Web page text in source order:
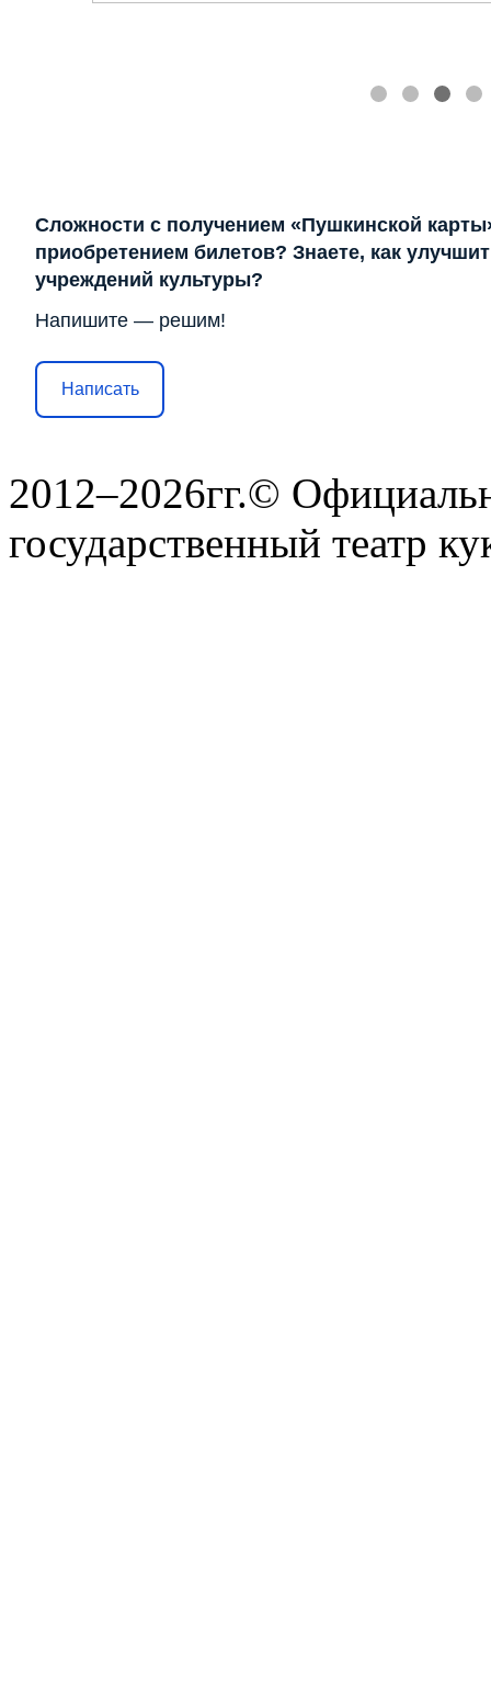
Сложности с получением «Пушкинской
приобретением билетов? Знаете, как
учреждений культуры?
Напишите — решим!
Написать
2012–2026гг.©
государственный театр